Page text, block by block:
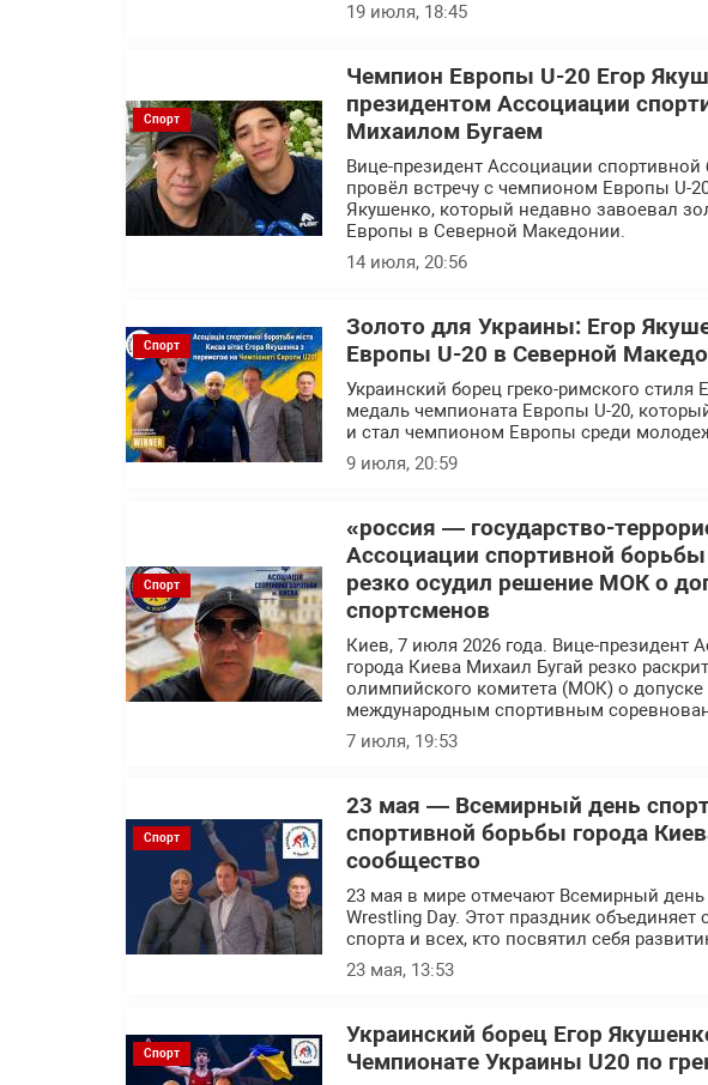
19 июля, 18:45
Спорт
Чемпион Европы U-20 Егор
президентом Ассоциации
Михаилом Бугаем
Вице-президент Ассоциации
провёл встречу с чемпионом Европы U-
Якушенко, который недавно завоевал
Европы в Северной Македонии.
14 июля, 20:56
Спорт
Золото для Украины: Егор
Европы U-20 в Северной
Украинский борец греко-римского
медаль чемпионата Европы U-20,
и стал чемпионом Европы среди
9 июля, 20:59
Спорт
«россия — государство-
Ассоциации спортивной
резко осудил решение МОК о
спортсменов
Киев, 7 июля 2026 года. Вице-президент
города Киева Михаил Бугай резко
олимпийского комитета (МОК) о
международным спортивным
7 июля, 19:53
Спорт
23 мая — Всемирный день
спортивной борьбы города
сообщество
23 мая в мире отмечают Всемирный
Wrestling Day. Этот праздник объединяет
спорта и всех, кто посвятил себя
23 мая, 13:53
Спорт
Украинский борец Егор
Чемпионате Украины U20 по